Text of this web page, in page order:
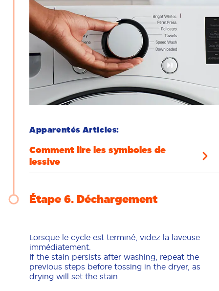
Apparentés Articles:
Comment lire les symboles de
lessive
Étape 6 Déchargement
Lorsque le cycle est terminé, videz la laveuse
immédiatement.
If the stain persists after washing, repeat the
previous steps before tossing in the dryer, as
drying will set the stain.